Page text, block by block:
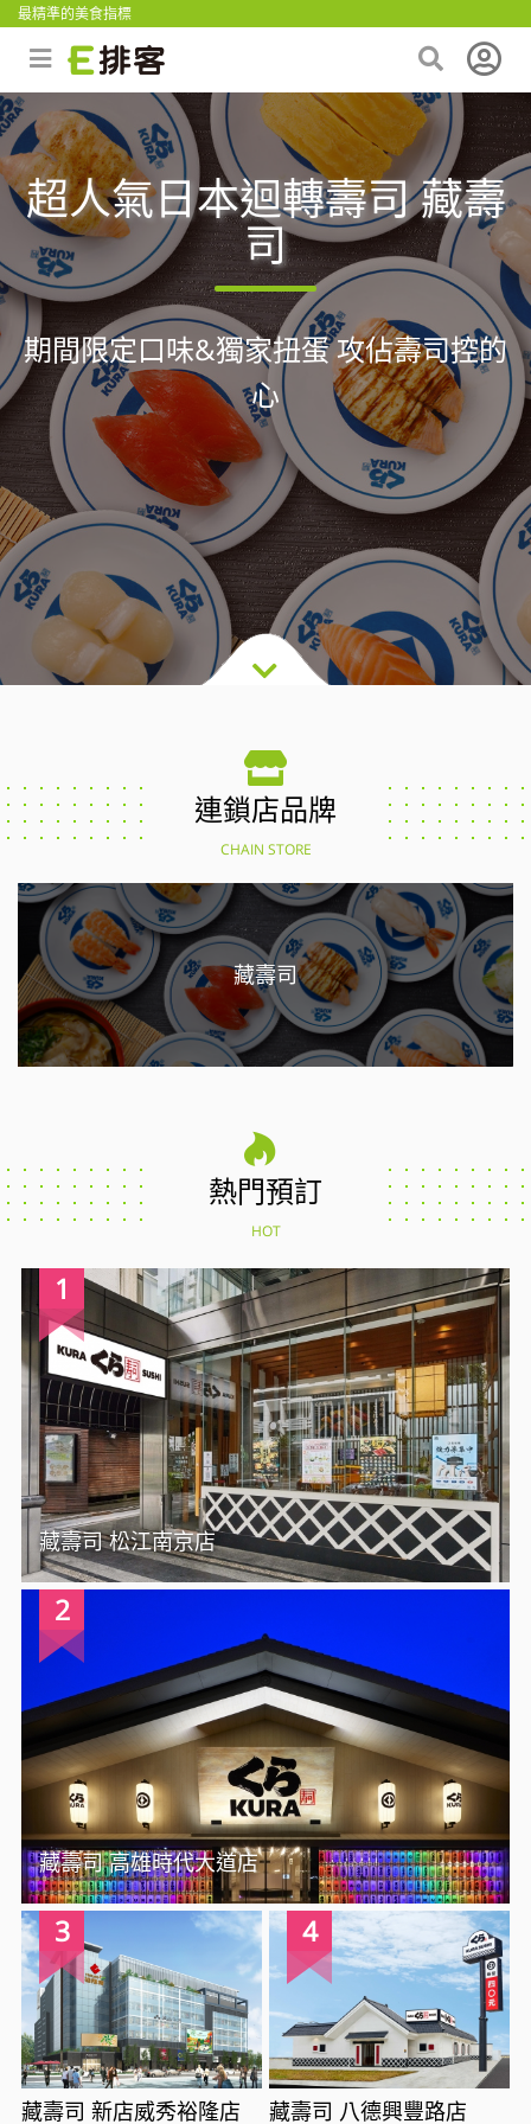
最精準的美食指標
超人氣日本迴轉壽司 藏壽
司
期間限定口味&獨家扭蛋 攻佔壽司控的
心
連鎖店品牌
CHAIN STORE
藏壽司
熱門預訂
HOT
1
藏壽司 松江南京店
2
藏壽司 高雄時代大道店
3
藏壽司 新店威秀裕隆店
4
藏壽司 八德興豐路店